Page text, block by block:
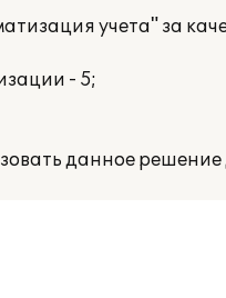
учета" за
- 5;
данное